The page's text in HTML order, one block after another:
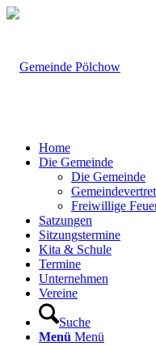
Home
Die Gemeinde
Die Gemeinde
Freiwillige
Satzungen
Sitzungstermine
Kita & Schule
Termine
Unternehmen
Vereine
Suche
Menü Menü